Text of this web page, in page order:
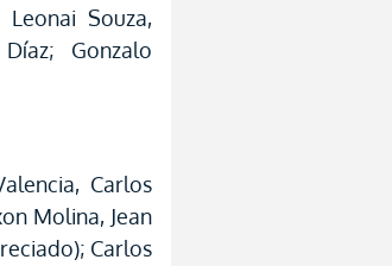
Souza,
Gonzalo
Carlos
Molina, Jean
Carlos